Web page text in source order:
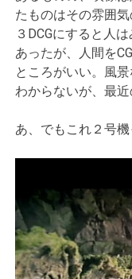
たものはその雰囲
３DCGにすると人
あったが、人間を
ところがいい。風
わからないが、最
あ、でもこれ２号